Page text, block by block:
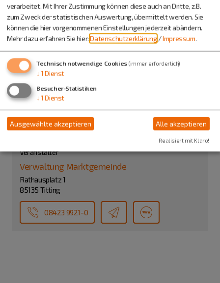
Marktplatz
Marktplatz
85135 Titting
Veranstalter
Verwaltung Marktgemeinde
Rathausplatz 1
85135 Titting
08423 9921-0
verarbeitet. Mit Ihrer Zustimmung können diese auch an Dritte, z.B.
zum Zweck der statistischen Auswertung, übermittelt werden. Sie
können die hier vorgenommenen Einstellungen jederzeit abändern.
Mehr dazu erfahren Sie hier:Datenschutzerklärung /Impressum.
Technisch notwendige Cookies (immer erforderlich)
↓ 1 Dienst
Besucher-Statistiken
↓ 1 Dienst
Ausgewählte akzeptieren Alle akzeptieren
Realisiert mit Klaro!